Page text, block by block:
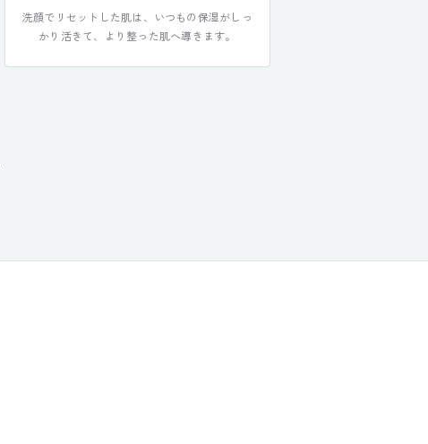
洗顔でリセットした肌は、いつもの保湿がしっ
かり活きて、より整った肌へ導きます。